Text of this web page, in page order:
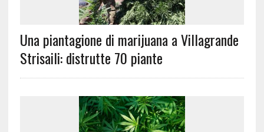
Una piantagione di marijuana a Villagrande
Strisaili: distrutte 70 piante